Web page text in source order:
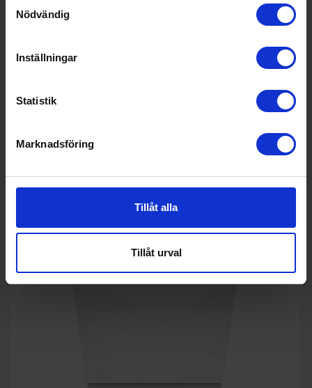
Nödvändig
Inställningar
Statistik
Marknadsföring
Tillåt alla
Tillåt urval
PRODUKTBLAD
Ljudnivå (dBA): 46
I lager